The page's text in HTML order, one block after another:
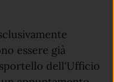
essere già
dell'Ufficio